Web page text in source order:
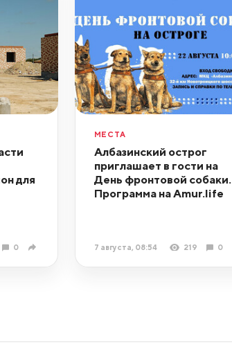
для
0
МЕСТА
Албазинский острог
приглашает в гости на
День фронтовой собаки.
Программа на Amur.life
7 августа, 08:54 219 0